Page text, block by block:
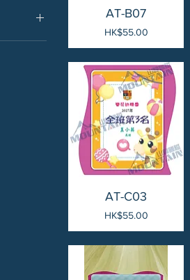
AT-B07
價格
HK$55.00
AT-C03
價格
HK$55.00